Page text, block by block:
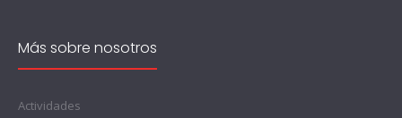
Más sobre nosotros
Actividades